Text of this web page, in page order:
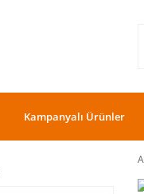
Kampanyalı Ürünler